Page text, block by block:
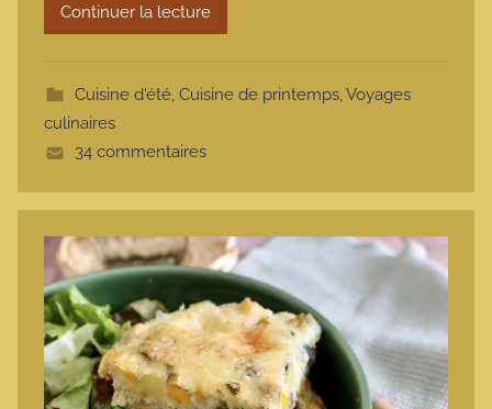
m
t
Continuer la lecture
Cuisine d'été, Cuisine de printemps,Voyages
culinaires
34 commentaires